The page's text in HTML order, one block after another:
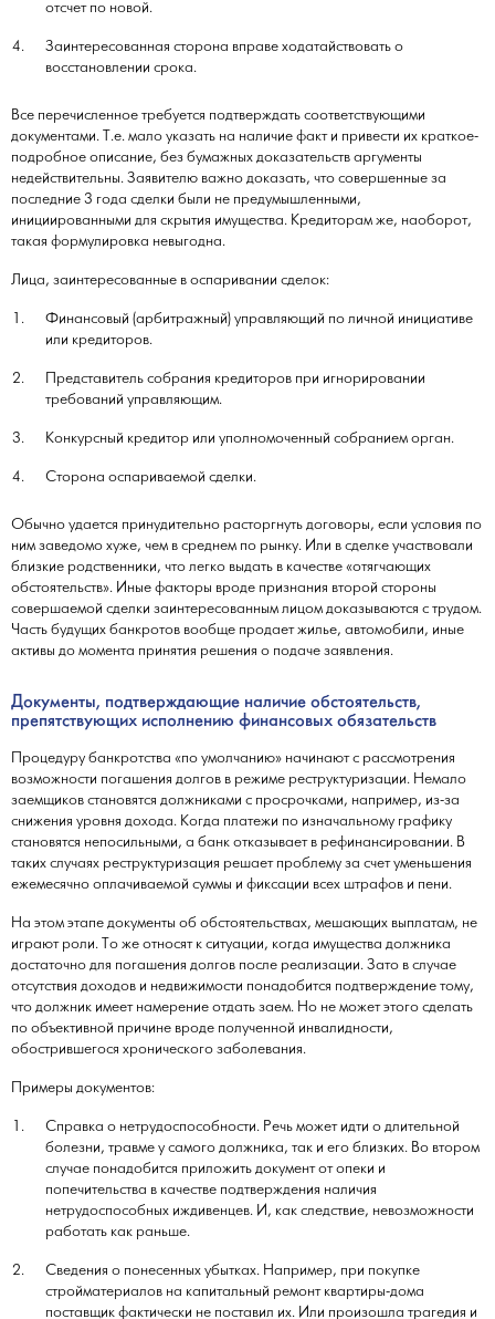
отсчет по новой.
Заинтересованная сторона вправе ходатайствовать о
восстановлении срока.
Все перечисленное требуется подтверждать соответствующими
документами. Т.е. мало указать на наличие факт и привести их краткое-
подробное описание, без бумажных доказательств аргументы
недействительны. Заявителю важно доказать, что совершенные за
последние 3 года сделки были не предумышленными,
инициированными для скрытия имущества. Кредиторам же, наоборот,
такая формулировка невыгодна.
Лица, заинтересованные в оспаривании сделок:
Финансовый (арбитражный) управляющий по личной инициативе
или кредиторов.
Представитель собрания кредиторов при игнорировании
требований управляющим.
Конкурсный кредитор или уполномоченный собранием орган.
Сторона оспариваемой сделки.
Обычно удается принудительно расторгнуть договоры, если условия по
ним заведомо хуже, чем в среднем по рынку. Или в сделке участвовали
близкие родственники, что легко выдать в качестве «отягчающих
обстоятельств». Иные факторы вроде признания второй стороны
совершаемой сделки заинтересованным лицом доказываются с трудом.
Часть будущих банкротов вообще продает жилье, автомобили, иные
активы до момента принятия решения о подаче заявления.
Документы, подтверждающие наличие обстоятельств,
препятствующих исполнению финансовых обязательств
Процедуру банкротства «по умолчанию» начинают с рассмотрения
возможности погашения долгов в режиме реструктуризации. Немало
заемщиков становятся должниками с просрочками, например, из-за
снижения уровня дохода. Когда платежи по изначальному графику
становятся непосильными, а банк отказывает в рефинансировании. В
таких случаях реструктуризация решает проблему за счет уменьшения
ежемесячно оплачиваемой суммы и фиксации всех штрафов и пени.
На этом этапе документы об обстоятельствах, мешающих выплатам, не
играют роли. То же относят к ситуации, когда имущества должника
достаточно для погашения долгов после реализации. Зато в случае
отсутствия доходов и недвижимости понадобится подтверждение тому,
что должник имеет намерение отдать заем. Но не может этого сделать
по объективной причине вроде полученной инвалидности,
обострившегося хронического заболевания.
Примеры документов:
Справка о нетрудоспособности. Речь может идти о длительной
болезни, травме у самого должника, так и его близких. Во втором
случае понадобится приложить документ от опеки и
попечительства в качестве подтверждения наличия
нетрудоспособных иждивенцев. И, как следствие, невозможности
работать как раньше.
Сведения о понесенных убытках. Например, при покупке
стройматериалов на капитальный ремонт квартиры-дома
поставщик фактически не поставил их. Или произошла трагедия и